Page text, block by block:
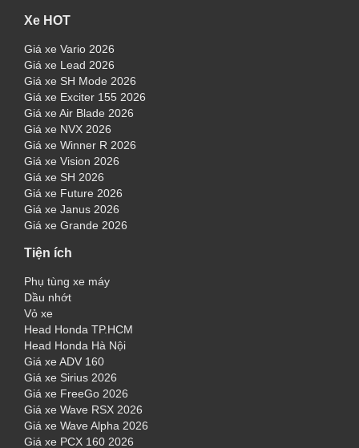
Xe HOT
Giá xe Vario 2026
Giá xe Lead 2026
Giá xe SH Mode 2026
Giá xe Exciter 155 2026
Giá xe Air Blade 2026
Giá xe NVX 2026
Giá xe Winner R 2026
Giá xe Vision 2026
Giá xe SH 2026
Giá xe Future 2026
Giá xe Janus 2026
Giá xe Grande 2026
Tiện ích
Phụ tùng xe máy
Dầu nhớt
Vỏ xe
Head Honda TP.HCM
Head Honda Hà Nội
Giá xe ADV 160
Giá xe Sirius 2026
Giá xe FreeGo 2026
Giá xe Wave RSX 2026
Giá xe Wave Alpha 2026
Giá xe PCX 160 2026